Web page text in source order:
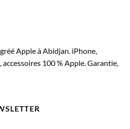
Apple à Abidjan. iPhone,
100 % Apple. Garantie,